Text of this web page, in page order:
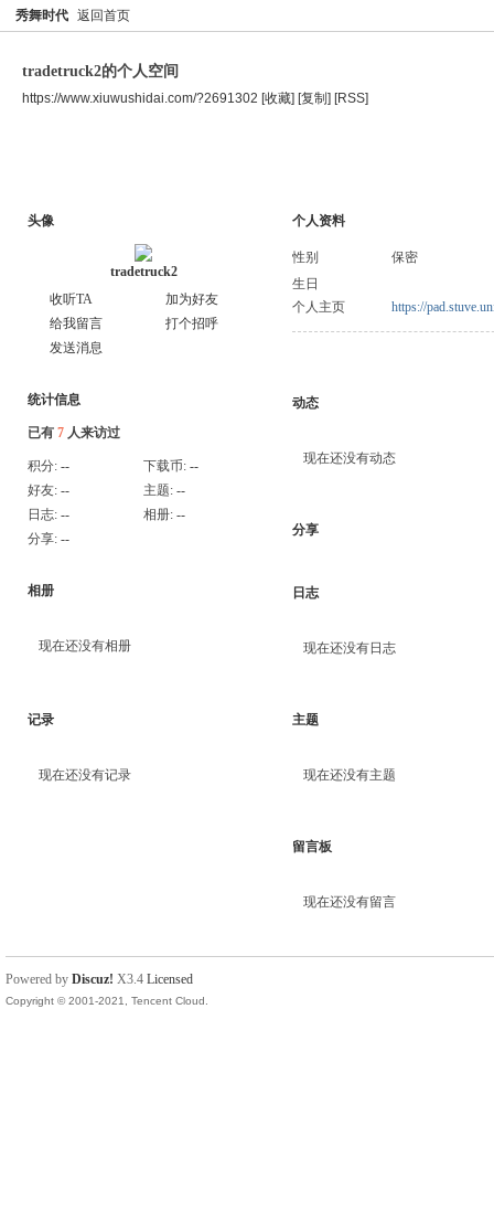
秀舞时代 返回首页
tradetruck2的个人空间
https://www.xiuwushidai.com/?2691302 [收藏] [复制] [RSS]
头像
tradetruck2
收听TA
加为好友
给我留言
打个招呼
发送消息
统计信息
已有 7 人来访过
积分: -- 下载币: --
好友: -- 主题: --
日志: -- 相册: --
分享: --
相册
现在还没有相册
记录
现在还没有记录
个人资料
性别
保密
生日
个人主页
https://
动态
现在还没有动态
分享
日志
现在还没有日志
主题
现在还没有主题
留言板
现在还没有留言
Powered by Discuz! X3.4 Licensed
Copyright © 2001-2021, Tencent Cloud.